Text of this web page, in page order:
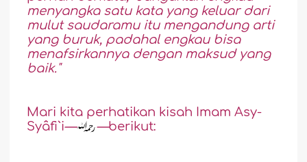
menyangka satu kata yang keluar dari
mulut saudaramu itu mengandung arti
yang buruk, padahal engkau bisa
menafsirkannya dengan maksud yang
baik."
Mari kita perhatikan kisah Imam Asy-
Syâfi`i— —berikut: